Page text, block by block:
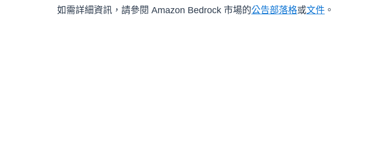
如需詳細資訊，請參閱 Amazon Bedrock 市場的公告部落格或文件 。